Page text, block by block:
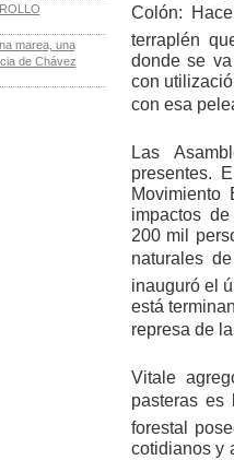
marea, una
de Chávez
Colón:
terraplén
donde se
con
con esa
Las
presentes.
Movimiento
impactos
200 mil
naturales
inauguró el
está
represa de
Vitale
pasteras es
forestal
cotidianos y